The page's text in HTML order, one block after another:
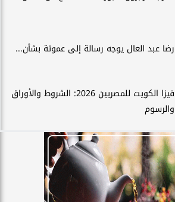
رضا عبد العال يوجه رسالة إلى عموتة بشأن...
فيزا الكويت للمصريين 2026: الشروط والأوراق
والرسوم